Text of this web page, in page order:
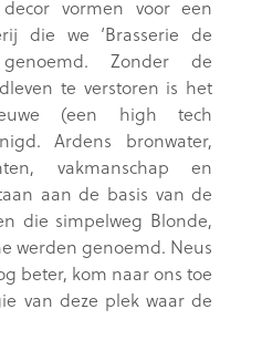
vormen voor een
die we ‘Brasserie de
genoemd. Zonder de
te verstoren is het
(een high tech
Ardens bronwater,
vakmanschap en
aan de basis van de
die simpelweg Blonde,
werden genoemd. Neus
beter, kom naar ons toe
van deze plek waar de